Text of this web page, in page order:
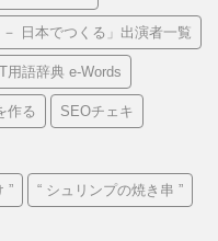
日本でつくる」出演者一覧
IT用語辞典 e-Words
作る SEOチェキ
” “ シュリンプの焼き串 ”